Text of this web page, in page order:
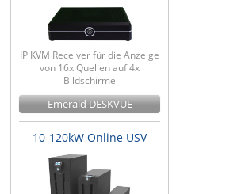
IP KVM Receiver für die Anzeige
von 16x Quellen auf 4x
Bildschirme
Emerald DESKVUE
10-120kW Online USV